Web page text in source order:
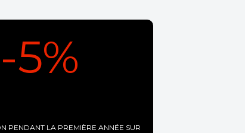
-5%
PENDANT LA PREMIÈRE ANNÉE SUR